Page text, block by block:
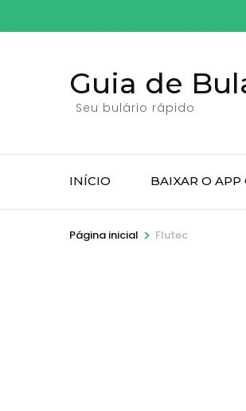
para
Guia de
Seu bulário rápido
INÍCIO BAIXAR O APP
Página inicial > Flutec